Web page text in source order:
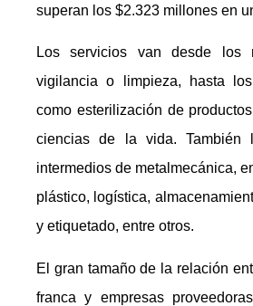
superan los $2.323 millones en
Los servicios van desde los
vigilancia o limpieza, hasta
como esterilización de
ciencias de la vida. También
intermedios de metalmecánica,
plástico, logística,
y etiquetado, entre otros.
El gran tamaño de la relación
franca y empresas